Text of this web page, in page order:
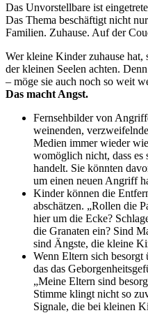
Das Unvorstellbare ist
Das Thema beschäftigt nicht
Familien. Zuhause. Auf der
Wer kleine Kinder zuhause
der kleinen Seelen achten.
– möge sie auch noch so weit
Das macht Angst.
Fernsehbilder von
weinenden,
Medien immer wieder
womöglich nicht, dass es
handelt. Sie könnten
um einen neuen Angriff
Kinder können die
abschätzen. „Rollen die
hier um die Ecke?
die Granaten ein? Sind
sind Ängste, die kleine
Wenn Eltern sich besorgt
das das
„Meine Eltern sind
Stimme klingt nicht so
Signale, die bei kleinen